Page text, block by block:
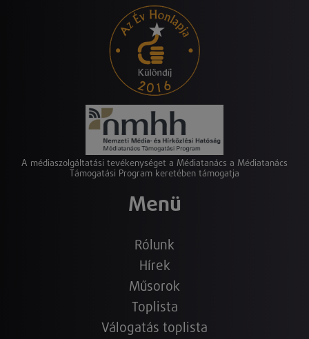
A médiaszolgáltatási tevékenységet a Médiatanács a Médiatanács
Támogatási Program keretében támogatja
Menü
Rólunk
Hírek
Műsorok
Toplista
Válogatás toplista